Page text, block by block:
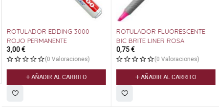
ROTULADOR EDDING 3000
ROJO PERMANENTE
3,00€
(0 Valoraciones)
AÑADIR AL CARRITO
ROTULADOR FLUORESCENTE
BIC BRITE LINER ROSA
0,75€
(0 Valoraciones)
AÑADIR AL CARRITO